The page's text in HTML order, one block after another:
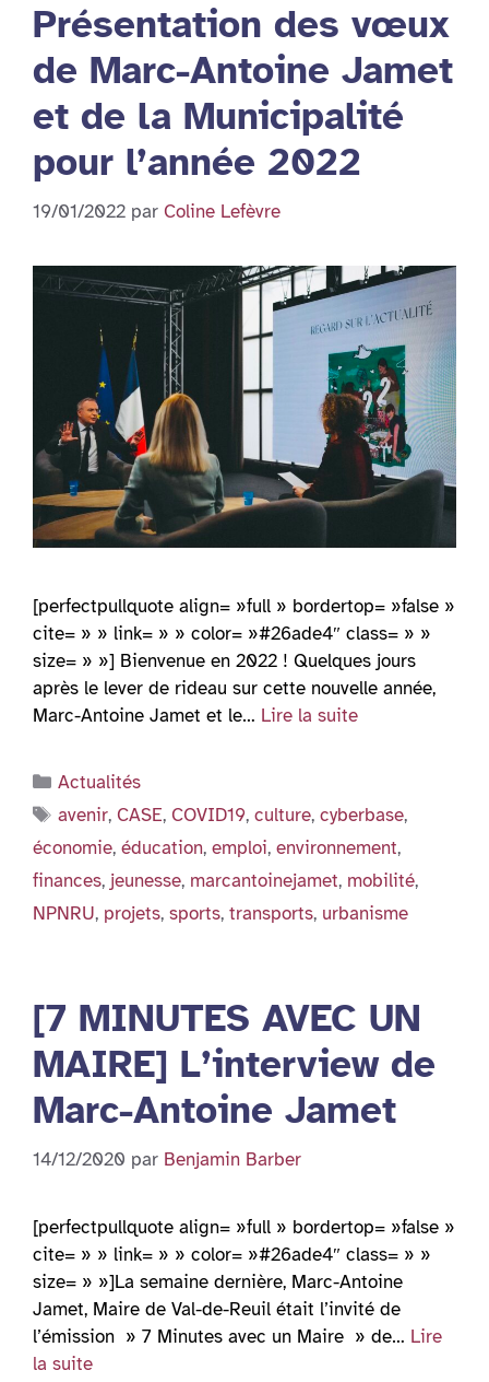
Présentation des vœux
de Marc-Antoine Jamet
et de la Municipalité
pour l’année 2022
19/01/2022 par Coline Lefèvre
[perfectpullquote align= »full » bordertop= »false »
cite= » » link= » » color= »#26ade4″ class= » »
size= » »] Bienvenue en 2022 ! Quelques jours
après le lever de rideau sur cette nouvelle année,
Marc-Antoine Jamet et le… Lire la suite
Catégories
Actualités
Étiquettes
avenir, CASE, COVID19,culture,cyberbase,
économie, éducation, emploi, environnement,
finances, jeunesse, marcantoinejamet, mobilité,
NPNRU, projets, sports, transports, urbanisme
[7 MINUTES AVEC UN
MAIRE] L’interview de
Marc-Antoine Jamet
14/12/2020 par Benjamin Barber
[perfectpullquote align= »full » bordertop= »false »
cite= » » link= » » color= »#26ade4″ class= » »
size= » »]La semaine dernière, Marc-Antoine
Jamet, Maire de Val-de-Reuil était l’invité de
l’émission » 7 Minutes avec un Maire » de… Lire
la suite